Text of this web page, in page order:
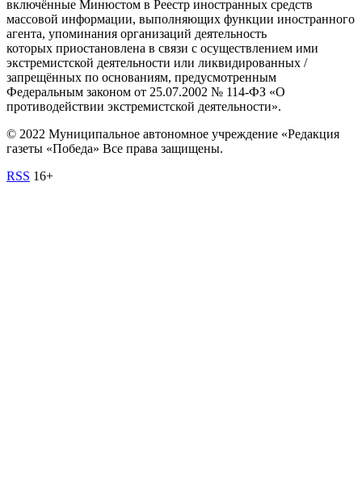
включённые Минюстом в Реестр иностранных средств
массовой информации, выполняющих функции иностранного
агента, упоминания организаций деятельность
которых приостановлена в связи с осуществлением ими
экстремистской деятельности или ликвидированных /
запрещённых по основаниям, предусмотренным
Федеральным законом от 25.07.2002 № 114-ФЗ «О
противодействии экстремистской деятельности».
© 2022 Муниципальное автономное учреждение «Редакция
газеты «Победа» Все права защищены.
RSS 16+